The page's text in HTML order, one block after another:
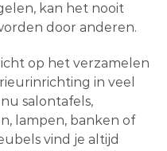
kan het nooit
door anderen.
op het verzamelen
in veel
salontafels,
lampen, banken of
vind je altijd